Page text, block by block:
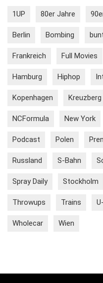
1UP 80er Jahre
Berlin Bombing
Frankreich Full Movies
Hamburg Hiphop
Kopenhagen Kreuzberg
NCFormula New York
Podcast Polen
Russland S-Bahn
Spray Daily Stockholm
Throwups Trains
Wholecar Wien